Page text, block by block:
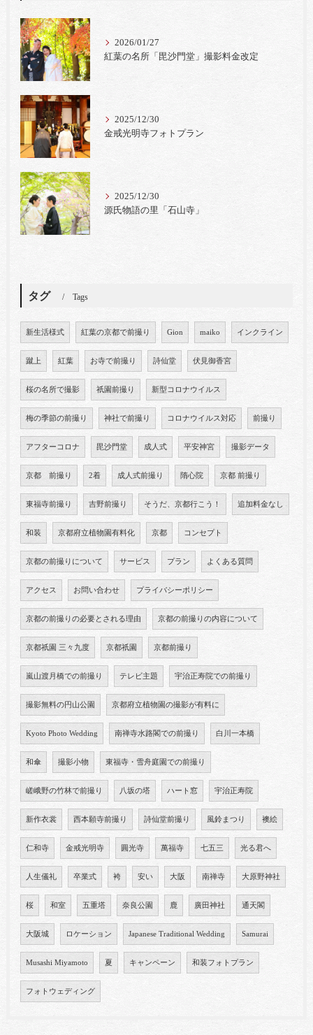
2026/01/27
紅葉の名所「毘沙門堂」撮影料金改定
2025/12/30
金戒光明寺フォトプラン
2025/12/30
源氏物語の里「石山寺」
タグ Tags
新生活様式 紅葉の京都で前撮り Gion maiko インクライン
蹴上 紅葉 お寺で前撮り 詩仙堂 伏見御香宮
桜の名所で撮影 祇園前撮り 新型コロナウイルス
梅の季節の前撮り 神社で前撮り コロナウイルス対応 前撮り
アフターコロナ 毘沙門堂 成人式 平安神宮 撮影データ
京都 前撮り 2着 成人式前撮り 隋心院 京都 前撮り
東福寺前撮り 吉野前撮り そうだ、京都行こう！ 追加料金なし
和装 京都府立植物園有料化 京都 コンセプト
京都の前撮りについて サービス プラン よくある質問
アクセス お問い合わせ プライバシーポリシー
京都の前撮りの必要とされる理由 京都の前撮りの内容について
京都祇園 三々九度 京都祇園 京都前撮り
嵐山渡月橋での前撮り テレビ主題 宇治正寿院での前撮り
撮影無料の円山公園 京都府立植物園の撮影が有料に
Kyoto Photo Wedding 南禅寺水路閣での前撮り 白川一本橋
和傘 撮影小物 東福寺・雪舟庭園での前撮り
嵯峨野の竹林で前撮り 八坂の塔 ハート窓 宇治正寿院
新作衣裳 西本願寺前撮り 詩仙堂前撮り 風鈴まつり 襖絵
仁和寺 金戒光明寺 圓光寺 萬福寺 七五三 光る君へ
人生儀礼 卒業式 袴 安い 大阪 南禅寺 大原野神社
桜 和室 五重塔 奈良公園 鹿 廣田神社 通天閣
大阪城 ロケーション Japanese Traditional Wedding Samurai
Musashi Miyamoto 夏 キャンペーン 和装フォトプラン
フォトウェディング